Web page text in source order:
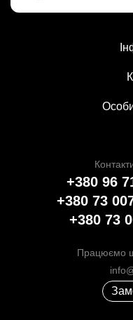
+380 96
+380 73
+380 73
Працюємо